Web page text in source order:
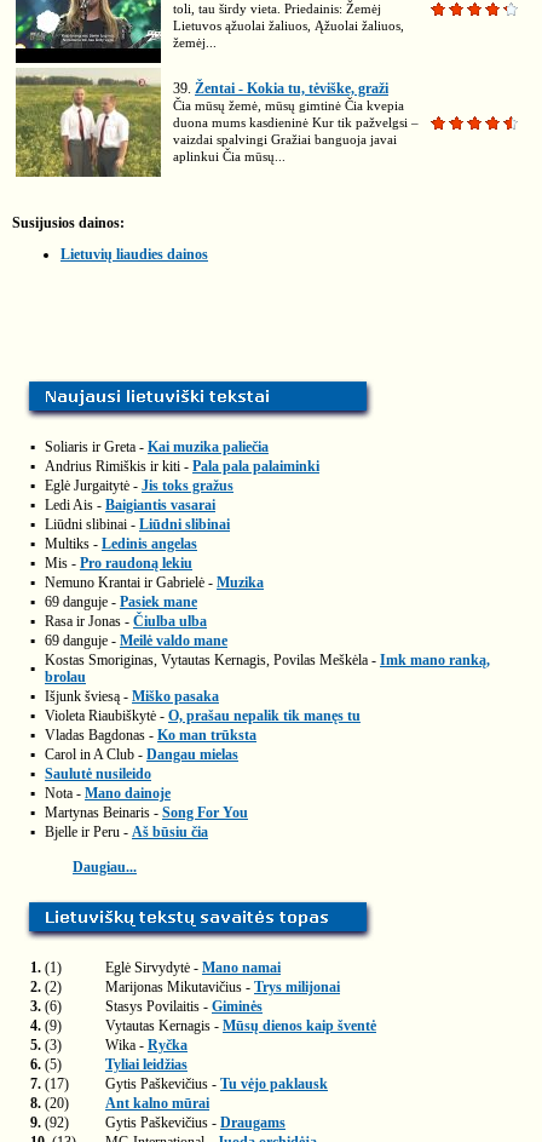
toli, tau širdy vieta. Priedainis: Žemėj
Lietuvos ąžuolai žaliuos, Ąžuolai žaliuos,
žemėj...
39. Žentai - Kokia tu, tėviške, graži
Čia mūsų žemė, mūsų gimtinė Čia kvepia
duona mums kasdieninė Kur tik pažvelgsi –
vaizdai spalvingi Gražiai banguoja javai
aplinkui Čia mūsų...
Susijusios dainos:
Lietuvių liaudies dainos
▪ Soliaris ir Greta - Kai muzika paliečia
▪ Andrius Rimiškis ir kiti - Pala pala palaiminki
▪ Eglė Jurgaitytė - Jis toks gražus
▪ Ledi Ais - Baigiantis vasarai
▪ Liūdni slibinai - Liūdni slibinai
▪ Multiks - Ledinis angelas
▪ Mis - Pro raudoną lekiu
▪ Nemuno Krantai ir Gabrielė - Muzika
▪ 69 danguje - Pasiek mane
▪ Rasa ir Jonas - Čiulba ulba
▪ 69 danguje - Meilė valdo mane
▪ Kostas Smoriginas, Vytautas Kernagis, Povilas Meškėla - Imk mano ranką,
brolau
▪ Išjunk šviesą - Miško pasaka
▪ Violeta Riaubiškytė - O, prašau nepalik tik manęs tu
▪ Vladas Bagdonas - Ko man trūksta
▪ Carol in A Club - Dangau mielas
▪ Saulutė nusileido
▪ Nota - Mano dainoje
▪ Martynas Beinaris - Song For You
▪ Bjelle ir Peru - Aš būsiu čia
Daugiau...
1. (1) Eglė Sirvydytė - Mano namai
2. (2) Marijonas Mikutavičius - Trys milijonai
3. (6) Stasys Povilaitis - Giminės
4. (9) Vytautas Kernagis - Mūsų dienos kaip šventė
5. (3) Wika - Ryčka
6. (5)
Tyliai leidžias
7. (17) Gytis Paškevičius - Tu vėjo paklausk
8. (20)
Ant kalno mūrai
9. (92) Gytis Paškevičius - Draugams